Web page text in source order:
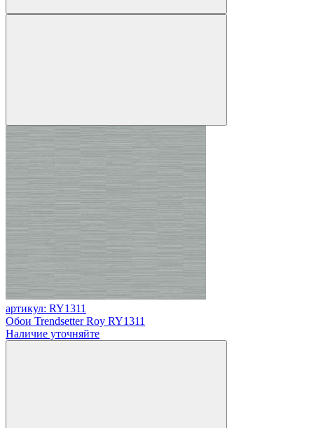
артикул: RY1311
Обои Trendsetter Roy RY1311
Наличие уточняйте